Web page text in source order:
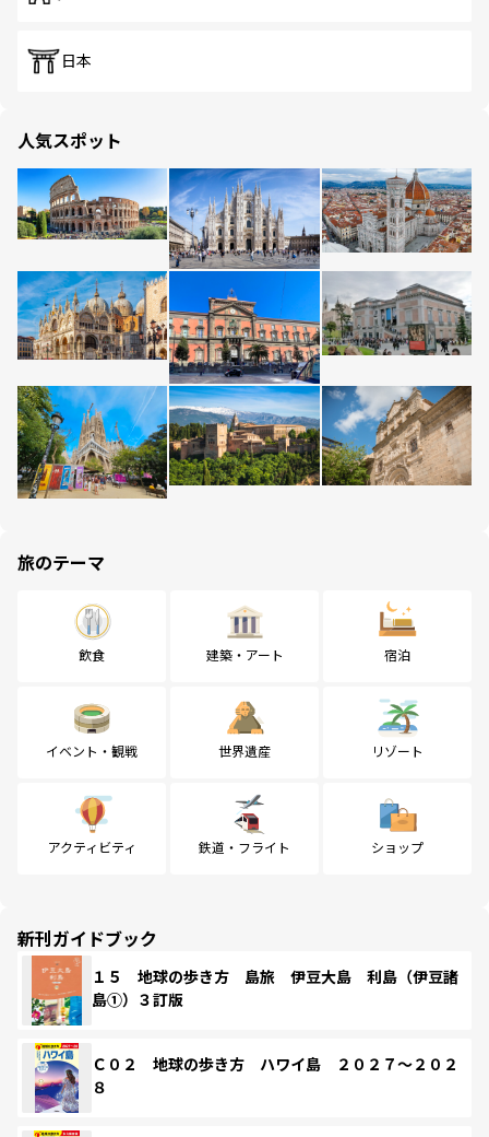
日本
人気スポット
旅のテーマ
飲食 建築・アート 宿泊
イベント・観戦 世界遺産 リゾート
アクティビティ 鉄道・フライト ショップ
新刊ガイドブック
１５ 地球の歩き方 島旅 伊豆大島 利島（伊豆諸
島①）３訂版
Ｃ０２ 地球の歩き方 ハワイ島 ２０２７～２０２
８